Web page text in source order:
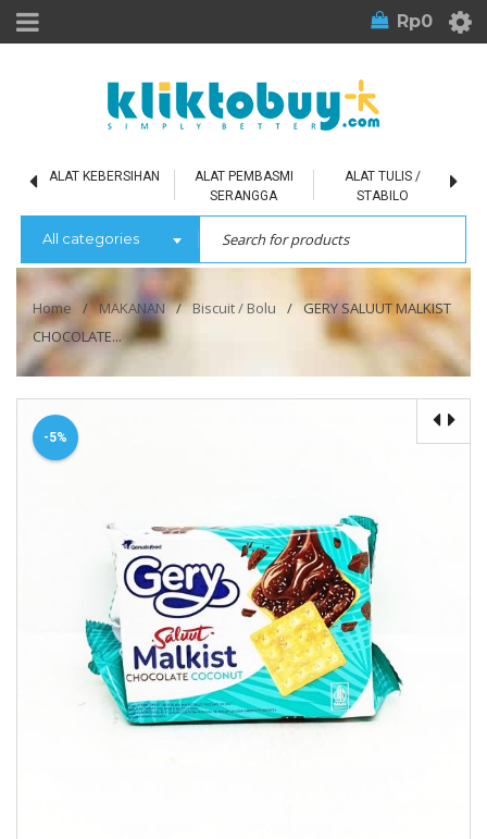
Rp0
ALAT KEBERSIHAN
ALAT PEMBASMI
SERANGGA
ALAT TULIS /
STABILO
All categories
Home / MAKANAN / Biscuit / Bolu / GERY SALUUT MALKIST
CHOCOLATE...
-5%